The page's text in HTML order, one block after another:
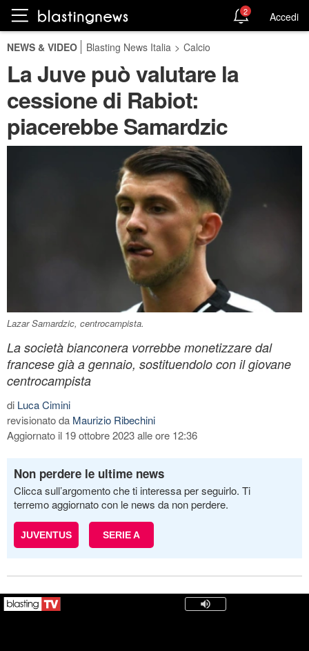
2 Accedi
NEWS & VIDEO Blasting News Italia > Calcio
La Juve può valutare la
cessione di Rabiot:
piacerebbe Samardzic
Lazar Samardzic, centrocampista.
La società bianconera vorrebbe monetizzare dal
francese già a gennaio, sostituendolo con il giovane
centrocampista
di Luca Cimini
revisionato da Maurizio Ribechini
Aggiornato il 19 ottobre 2023 alle ore 12:36
Non perdere le ultime news
Clicca sull’argomento che ti interessa per seguirlo. Ti
terremo aggiornato con le news da non perdere.
JUVENTUS SERIE A